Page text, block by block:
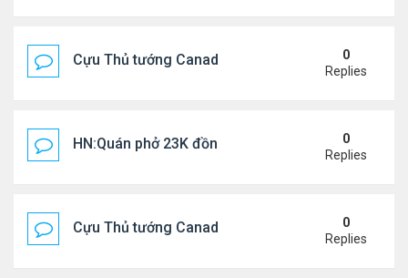
Cựu Thủ tướng Canada đắm đuối khóa môi Katy
0
Replies
HN:Quán phở 23K đồng một bát, 7 năm không
0
Replies
Cựu Thủ tướng Canada thoa kem chống nắng
0
Replies